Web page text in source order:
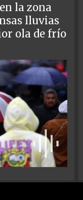
la zona
lluvias
ola de frío